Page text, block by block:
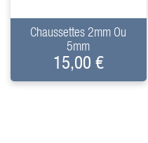
+
Chaussettes 2mm Ou
5mm
15,00 €